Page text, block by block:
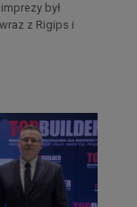
był
z Rigips i